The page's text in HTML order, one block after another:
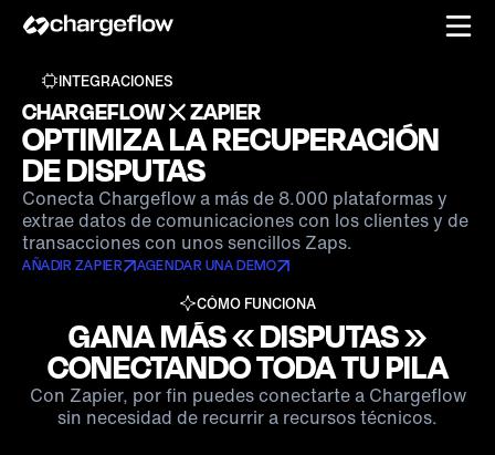
INTEGRACIONES
CHARGEFLOW ZAPIER
OPTIMIZA LA RECUPERACIÓN
DE DISPUTAS
Conecta Chargeflow a más de 8.000 plataformas y
extrae datos de comunicaciones con los clientes y de
transacciones con unos sencillos Zaps.
AÑADIR ZAPIER AGENDAR UNA DEMO
CÓMO FUNCIONA
GANA MÁS « DISPUTAS »
CONECTANDO TODA TU PILA
Con Zapier, por fin puedes conectarte a Chargeflow
sin necesidad de recurrir a recursos técnicos.